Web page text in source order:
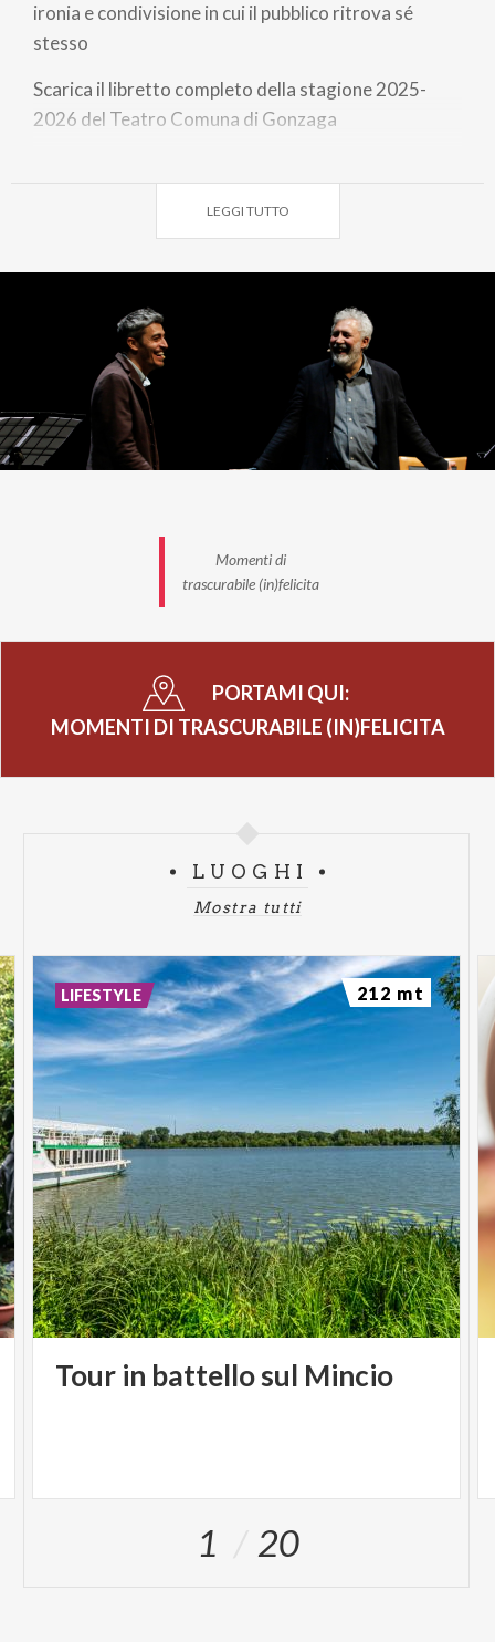
ironia e condivisione in cui il pubblico ritrova sé
stesso
Scarica il libretto completo della stagione 2025-
2026 del Teatro Comuna di Gonzaga
teatro.gonzaga@comune.gonzaga.mn.it
LEGGI TUTTO
Momenti di
trascurabile (in)felicita
PORTAMI QUI:
MOMENTI DI TRASCURABILE (IN)FELICITA
LUOGHI
Mostra tutti
Tour in battellosul Mincio
LIFESTYLE 212 mt
1 20